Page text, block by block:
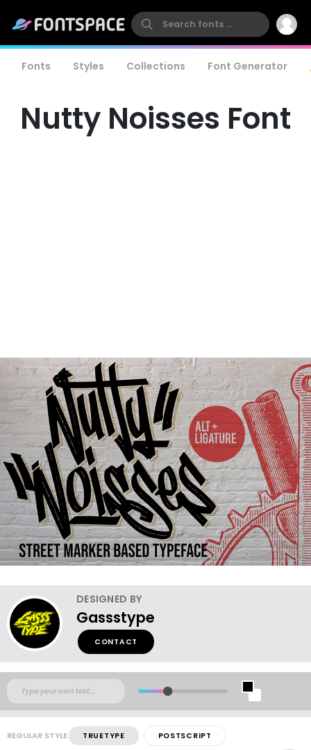
Fonts Styles Collections Font Generator
Nutty Noisses Font
DESIGNED BY
Gassstype
CONTACT
REGULAR STYLE TRUETYPE POSTSCRIPT